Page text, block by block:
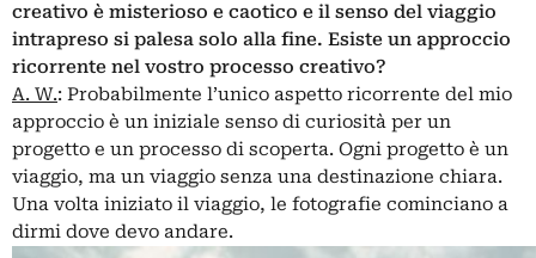
creativo è misterioso e caotico e il senso del viaggio
intrapreso si palesa solo alla fine. Esiste un approccio
ricorrente nel vostro processo creativo?
A. W.: Probabilmente l’unico aspetto ricorrente del mio
approccio è un iniziale senso di curiosità per un
progetto e un processo di scoperta. Ogni progetto è un
viaggio, ma un viaggio senza una destinazione chiara.
Una volta iniziato il viaggio, le fotografie cominciano a
dirmi dove devo andare.